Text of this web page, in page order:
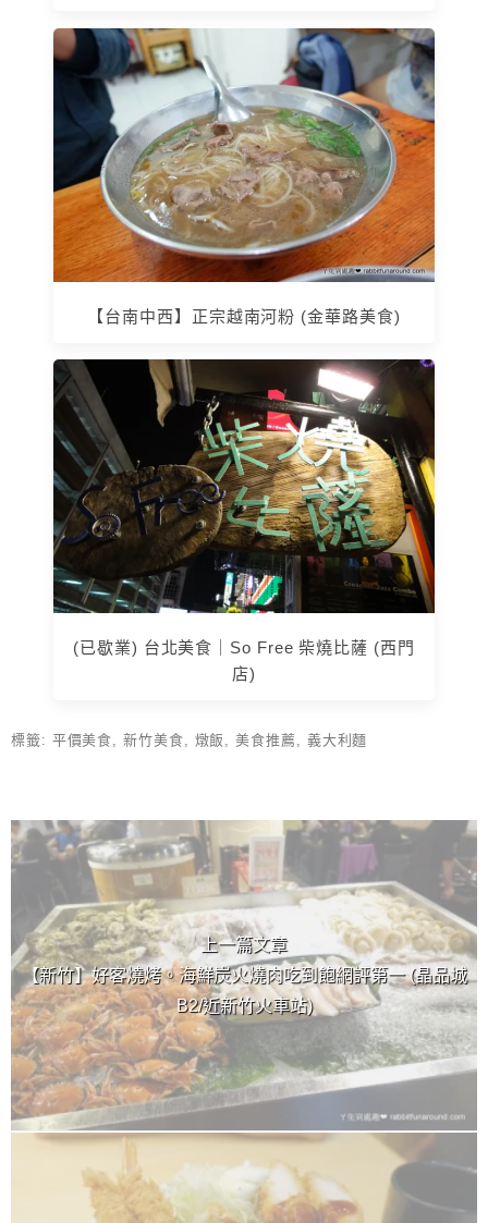
【台南中西】正宗越南河粉 (金華路美食)
(已歇業) 台北美食｜So Free 柴燒比薩 (西門
店)
標籤: 平價美食 ,新竹美食 燉飯 ,美食推薦 義大利麵
上 / 下一篇文章
上一篇文章
【新竹】好客燒烤。海鮮炭火燒肉吃到飽網評第一 (晶品城
B2/近新竹火車站)